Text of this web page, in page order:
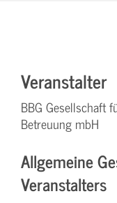
Veranstalter
BBG Gesellschaft
Betreuung mbH
Allgemeine
Veranstalters